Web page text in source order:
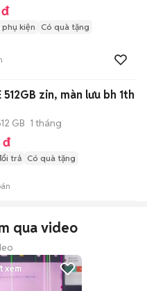
phụ kiện Có quà tặng
512GB zin, màn lưu bh 1th
GB 1 tháng
đ
trả Có quà tặng
qua video
xem